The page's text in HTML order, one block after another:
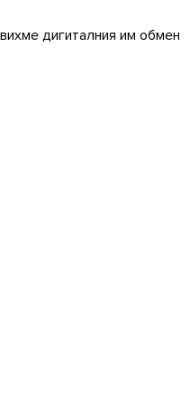
дигиталния им обмен